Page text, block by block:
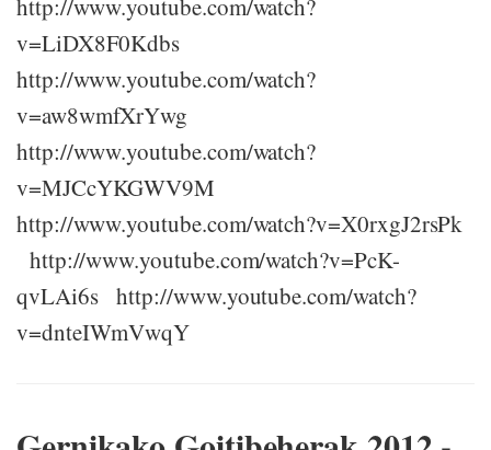
http://www.youtube.com/watch?
v=LiDX8F0Kdbs
http://www.youtube.com/watch?
v=aw8wmfXrYwg
http://www.youtube.com/watch?
v=MJCcYKGWV9M
http://www.youtube.com/watch?v=X0rxgJ2rsPk
http://www.youtube.com/watch?v=PcK-
qvLAi6s http://www.youtube.com/watch?
v=dnteIWmVwqY